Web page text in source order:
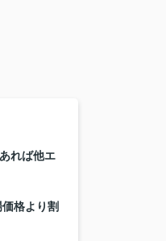
れば他エ
格より割